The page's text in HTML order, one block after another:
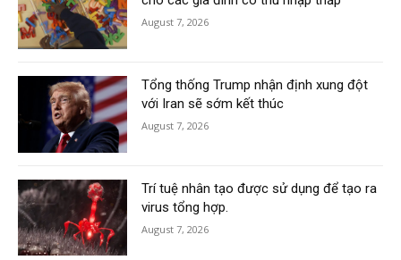
August 7, 2026
Tổng thống Trump nhận định xung đột
với Iran sẽ sớm kết thúc
August 7, 2026
Trí tuệ nhân tạo được sử dụng để tạo ra
virus tổng hợp.
August 7, 2026